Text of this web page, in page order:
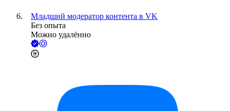
Младший модератор контента в VK
Без опыта
Можно удалённо